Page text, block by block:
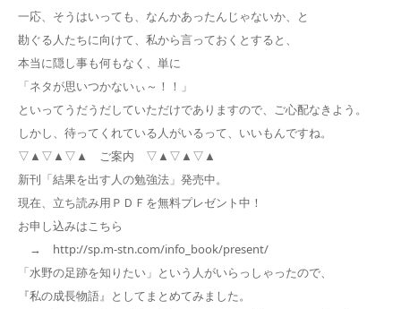
一応、そうはいっても、なんかあったんじゃないか、と
勘ぐる人たちに向けて、私から言っておくとすると、
本当に隠し事も何もなく、単に
「ネタが思いつかないぃ～！！」
といってうだうだしていただけでありますので、ご心配なきよう。
しかし、待ってくれている人がいるって、いいもんですね。
▽▲▽▲▽▲ ご案内 ▽▲▽▲▽▲
新刊「結果を出す人の勉強法」発売中。
現在、立ち読み用ＰＤＦを無料プレゼント中！
お申し込みはこちら
→ http://sp.m-stn.com/info_book/present/
「水野の足跡を知りたい」という人がいらっしゃったので、
『私の成長物語』としてまとめてみました。